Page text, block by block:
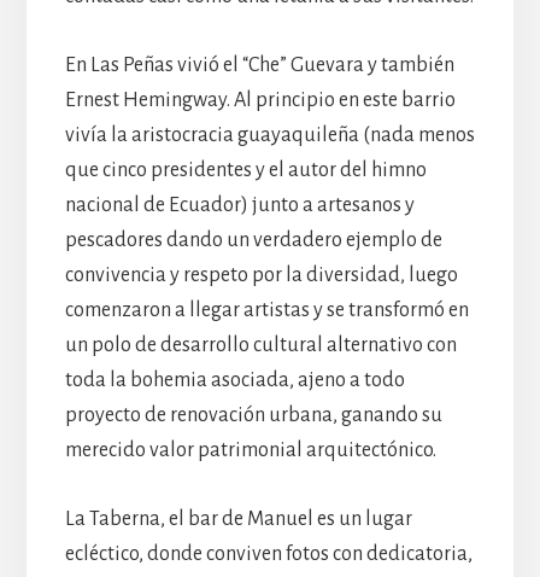
En Las Peñas vivió el “Che” Guevara y también
Ernest Hemingway. Al principio en este barrio
vivía la aristocracia guayaquileña (nada menos
que cinco presidentes y el autor del himno
nacional de Ecuador) junto a artesanos y
pescadores dando un verdadero ejemplo de
convivencia y respeto por la diversidad, luego
comenzaron a llegar artistas y se transformó en
un polo de desarrollo cultural alternativo con
toda la bohemia asociada, ajeno a todo
proyecto de renovación urbana, ganando su
merecido valor patrimonial arquitectónico.
La Taberna, el bar de Manuel es un lugar
ecléctico, donde conviven fotos con dedicatoria,